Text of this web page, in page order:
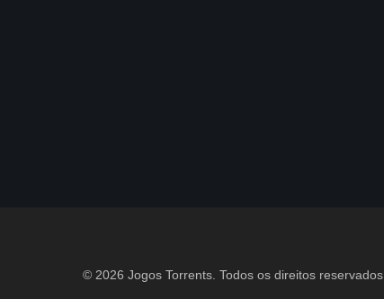
© 2026 Jogos Torrents. Todos os direitos reservados.